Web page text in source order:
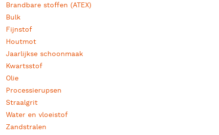
Brandbare stoffen (ATEX)
Bulk
Fijnstof
Houtmot
Jaarlijkse schoonmaak
Kwartsstof
Olie
Processierupsen
Straalgrit
Water en vloeistof
Zandstralen